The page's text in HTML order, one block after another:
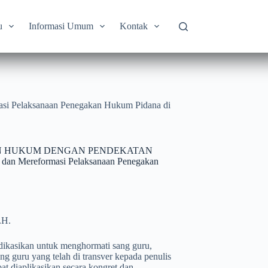
Informasi Umum Kontak
Penegakan Hukum Pidana di
DENGAN PENDEKATAN
Mereformasi Pelaksanaan Penegakan
untuk menghormati sang guru,
guru yang telah di transver kepada penulis